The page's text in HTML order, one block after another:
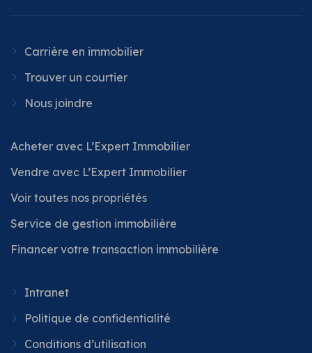
Carrière en immobilier
Trouver un courtier
Nous joindre
Acheter avec L’Expert Immobilier
Vendre avec L’Expert Immobilier
Voir toutes nos propriétés
Service de gestion immobilière
Financer votre transaction immobilière
Intranet
Politique de confidentialité
Conditions d’utilisation